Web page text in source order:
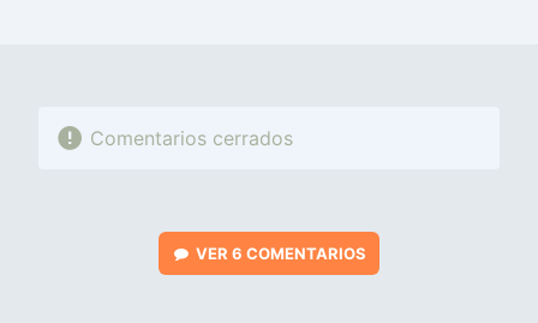
Comentarios cerrados
VER 6 COMENTARIOS